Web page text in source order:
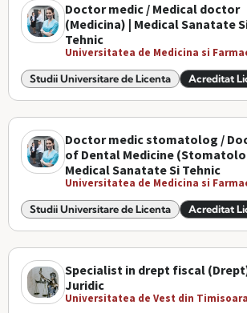
Doctor medic / Medical doctor
(Medicina) | Medical Sanatate
Tehnic
Universitatea de Medicina si
Studii Universitare de Licenta Acreditat
Doctor medic stomatolog /
of Dental Medicine
Medical Sanatate Si Tehnic
Universitatea de Medicina si
Studii Universitare de Licenta Acreditat
Specialist in drept fiscal
Juridic
Universitatea de Vest din Timisoara